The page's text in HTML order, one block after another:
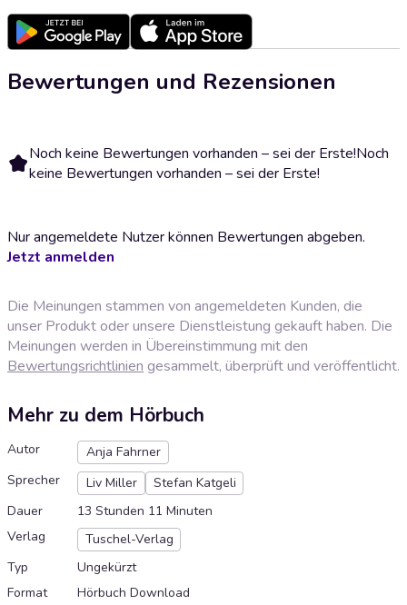
Bewertungen und Rezensionen
Noch keine Bewertungen vorhanden – sei der Erste!Noch
keine Bewertungen vorhanden – sei der Erste!
Nur angemeldete Nutzer können Bewertungen abgeben.
Jetzt anmelden
Die Meinungen stammen von angemeldeten Kunden, die
unser Produkt oder unsere Dienstleistung gekauft haben. Die
Meinungen werden in Übereinstimmung mit den
Bewertungsrichtlinien gesammelt, überprüft und veröffentlicht.
Mehr zu dem Hörbuch
Autor
Anja Fahrner
Sprecher
Liv Miller
Stefan Katgeli
Dauer
13 Stunden 11 Minuten
Verlag
Tuschel-Verlag
Typ
Ungekürzt
Format
Hörbuch Download